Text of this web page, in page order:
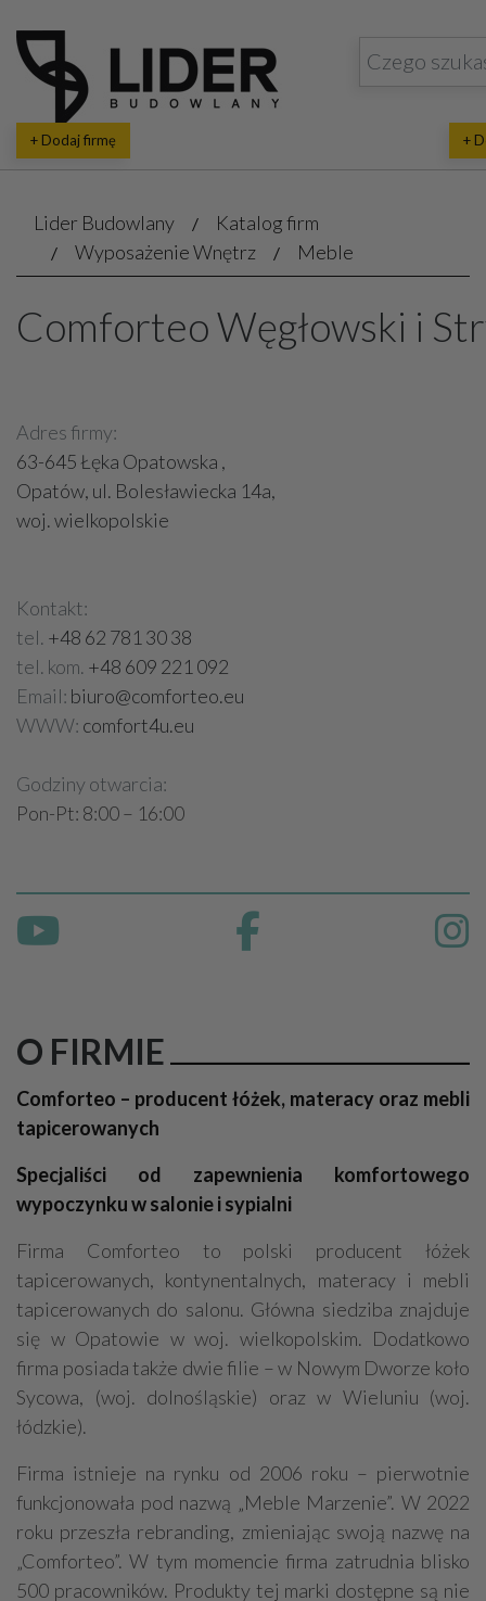
+ Dodaj firmę +
Lider Budowlany
Katalog firm
Wyposażenie Wnętrz
Meble
Comforteo Węgłowski i
Adres firmy:
63-645 Łęka Opatowska ,
Opatów, ul. Bolesławiecka 14a,
woj. wielkopolskie
Kontakt:
tel. +48 62 781 30 38
tel. kom. +48 609 221 092
Email: biuro@comforteo.eu
WWW: comfort4u.eu
Godziny otwarcia:
Pon-Pt: 8:00 – 16:00
O FIRMIE
Comforteo – producent łóżek, materacy oraz mebli
tapicerowanych
Specjaliści od zapewnienia komfortowego
wypoczynku w salonie i sypialni
Firma Comforteo to polski producent łóżek
tapicerowanych, kontynentalnych, materacy i mebli
tapicerowanych do salonu. Główna siedziba znajduje
się w Opatowie w woj. wielkopolskim. Dodatkowo
firma posiada także dwie filie – w Nowym Dworze koło
Sycowa, (woj. dolnośląskie) oraz w Wieluniu (woj.
łódzkie).
Firma istnieje na rynku od 2006 roku – pierwotnie
funkcjonowała pod nazwą „Meble Marzenie”. W 2022
roku przeszła rebranding, zmieniając swoją nazwę na
„Comforteo”. W tym momencie firma zatrudnia blisko
500 pracowników. Produkty tej marki dostępne są nie